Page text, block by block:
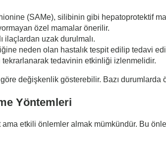
(SAMe), silibinin gibi hepatoprotektif
özel mamalar önerilir.
ilaçlardan uzak durulmalı.
neden olan hastalık tespit edilip tedavi
tekrarlanarak tedavinin etkinliği izlenmelidir.
değişkenlik gösterebilir. Bazı
Yöntemleri
etkili önlemler almak mümkündür. Bu